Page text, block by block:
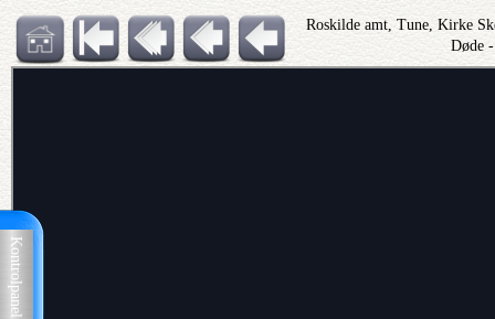
Kontrolpanel
Roskilde amt, Tune, Kirke
Døde